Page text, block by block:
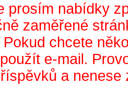
prosím nabídky
zaměřené
Pokud chcete
e-mail.
a nenese